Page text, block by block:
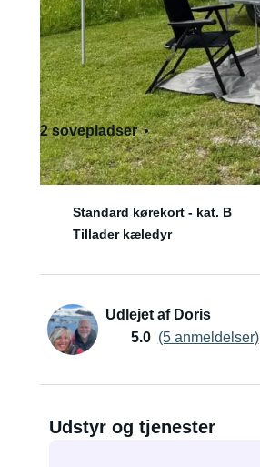
2 sovepladser
3 siddepladser
Standard kørekort - kat. B
Tillader kæledyr
Udlejet af Doris
5.0 (5 anmeldelser)
Udstyr og tjenester